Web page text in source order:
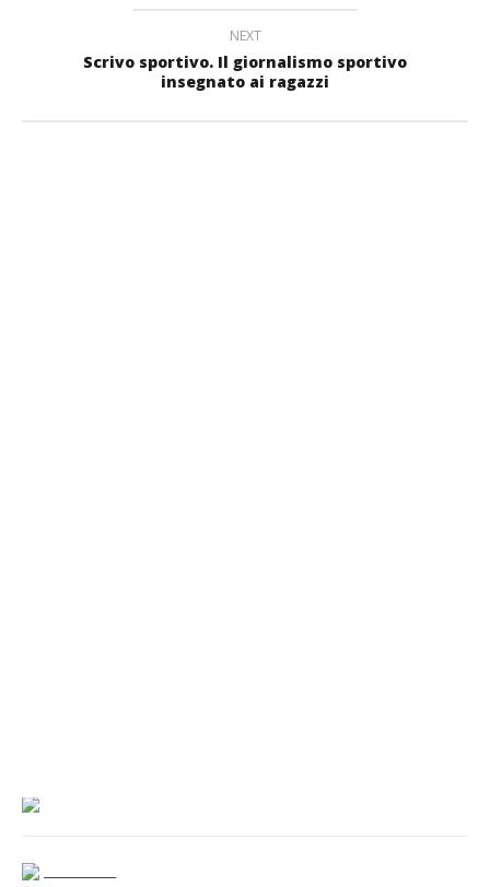
NEXT
Scrivo sportivo. Il giornalismo sportivo
insegnato ai ragazzi